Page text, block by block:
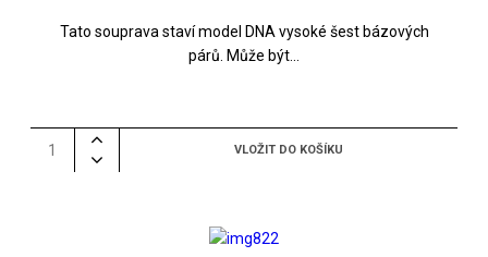
Tato souprava staví model DNA vysoké šest bázových
párů. Může být...